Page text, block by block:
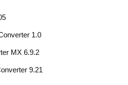
1.0
MX 6.9.2
9.21